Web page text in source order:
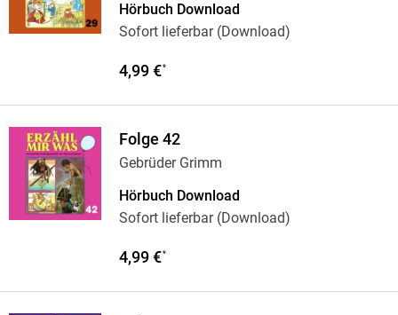
Hörbuch Download
Sofort lieferbar (Download)
4,99 €*
Folge 42
Gebrüder Grimm
Hörbuch Download
Sofort lieferbar (Download)
4,99 €*